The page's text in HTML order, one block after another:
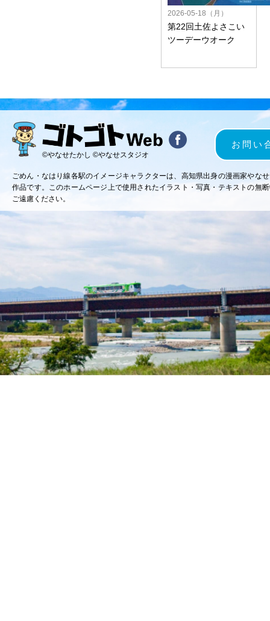
2026-05-18（月）
第22回土佐よさこい
ツーデーウオーク
©やなせたかし ©やなせスタジオ
お問い
ごめん・なはり線各駅のイメージキャラクターは、高知県出身の漫画家やな
作品です。このホームページ上で使用されたイラスト・写真・テキストの無
ご遠慮ください。